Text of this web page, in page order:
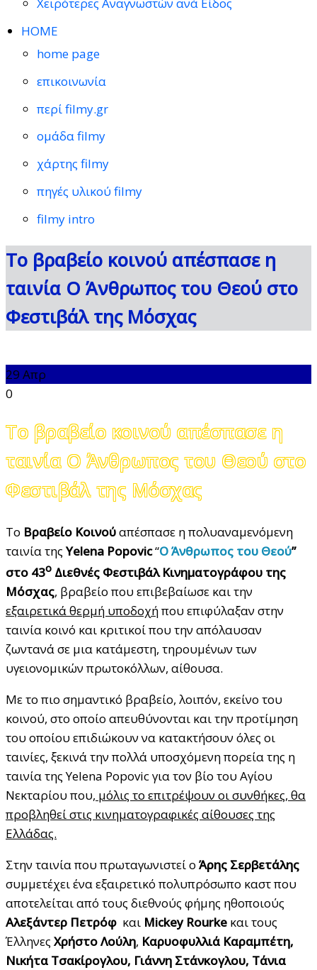
Χειρότερες Αναγνωστών ανά Είδος
HOME
home page
επικοινωνία
περί filmy.gr
ομάδα filmy
χάρτης filmy
πηγές υλικού filmy
filmy intro
Το βραβείο κοινού απέσπασε η
ταινία Ο Άνθρωπος του Θεού στο
Φεστιβάλ της Μόσχας
29 Απρ
0
Το βραβείο κοινού απέσπασε η
ταινία Ο Άνθρωπος του Θεού στο
Φεστιβάλ της Μόσχας
Το Βραβείο Κοινούαπέσπασε η πολυαναμενόμενη
ταινία της Yelena Popovic“Ο Άνθρωπος του Θεού”
στο 43ο Διεθνές Φεστιβάλ Κινηματογράφου της
Μόσχας, βραβείο που επιβεβαίωσε και την
εξαιρετικά θερμή υποδοχήπου επιφύλαξαν στην
ταινία κοινό και κριτικοί που την απόλαυσαν
ζωντανά σε μια κατάμεστη, τηρουμένων των
υγειονομικών πρωτοκόλλων, αίθουσα.
Με το πιο σημαντικό βραβείο, λοιπόν, εκείνο του
κοινού, στο οποίο απευθύνονται και την προτίμηση
του οποίου επιδιώκουν να κατακτήσουν όλες οι
ταινίες, ξεκινά την πολλά υποσχόμενη πορεία της η
ταινία της Yelena Popovic για τον βίο του Αγίου
Νεκταρίου που, μόλις το επιτρέψουν οι συνθήκες, θα
προβληθεί στις κινηματογραφικές αίθουσες της
Ελλάδας.
Στην ταινία που πρωταγωνιστεί ο Άρης Σερβετάλης
συμμετέχει ένα εξαιρετικό πολυπρόσωπο καστ που
αποτελείται από τους διεθνούς φήμης ηθοποιούς
Αλεξάντερ Πετρόφ και Mickey Rourke και τους
Έλληνες Χρήστο Λούλη, Καρυοφυλλιά Καραμπέτη,
Νικήτα Τσακίρογλου, Γιάννη Στάνκογλου, Τάνια